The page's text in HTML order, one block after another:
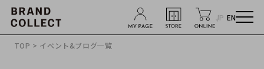
JP EN
TOP > イベント&ブログ一覧